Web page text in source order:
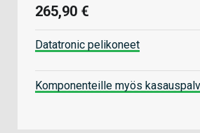
265,90 €
Datatronic pelikoneet
Komponenteille myös